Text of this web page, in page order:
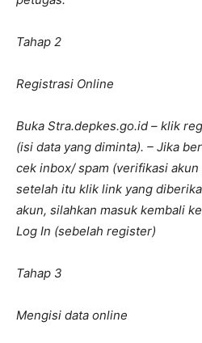
Tahap 2
Registrasi Online
Buka Stra.depkes.go.id – klik
(isi data yang diminta). – Jika
cek inbox/ spam (verifikasi
setelah itu klik link yang
akun, silahkan masuk kembali
Log In (sebelah register)
Tahap 3
Mengisi data online